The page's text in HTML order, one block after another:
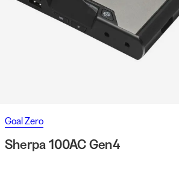
Goal Zero
Sherpa 100AC Gen4